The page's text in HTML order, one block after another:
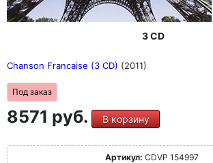
3 CD
Chanson Francaise (3 CD) (2011)
Под заказ
8571 руб. В корзину
Артикул: CDVP 154997